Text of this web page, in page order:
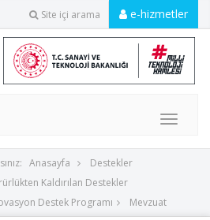
Site içi arama e-hizmetler
MENU
Anasayfa
Destekler
Kaldırılan Destekler
Destek Programı
Mevzuat